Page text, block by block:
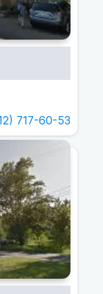
717-60-53